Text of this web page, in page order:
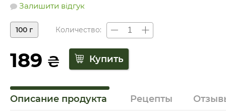
Залишити відгук
100 г Количество:
189 ₴
Описание продукта Рецепты